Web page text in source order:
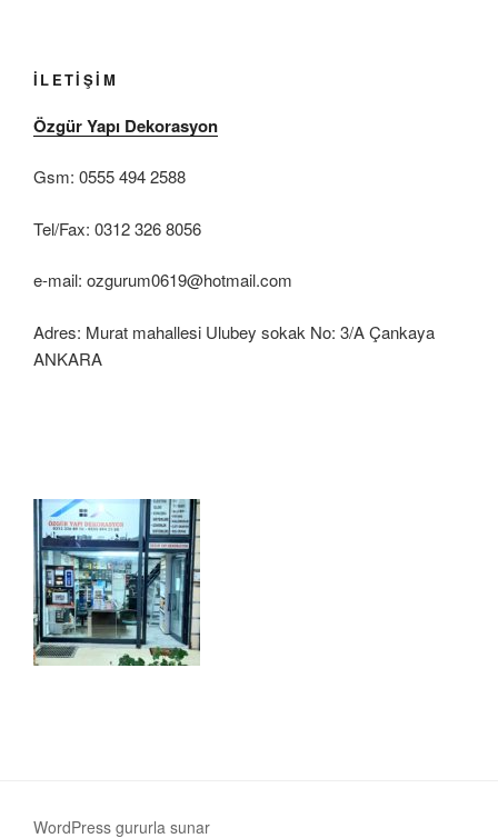
İLETIŞIM
Özgür Yapı Dekorasyon
Gsm: 0555 494 2588
Tel/Fax: 0312 326 8056
e-mail: ozgurum0619@hotmail.com
Adres: Murat mahallesi Ulubey sokak No: 3/A Çankaya
ANKARA
WordPress gururla sunar